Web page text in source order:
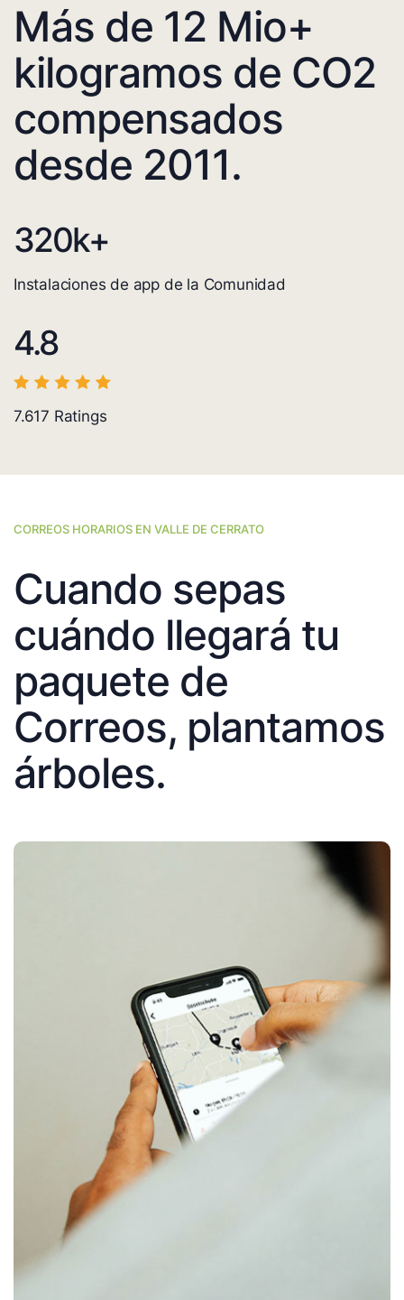
Más de 12 Mio+
kilogramos de CO2
compensados
desde 2011.
320k+
Instalaciones de app de la Comunidad
4.8
7.617 Ratings
CORREOS HORARIOS EN VALLE DE CERRATO
Cuando sepas
cuándo llegará tu
paquete de
Correos, plantamos
árboles.